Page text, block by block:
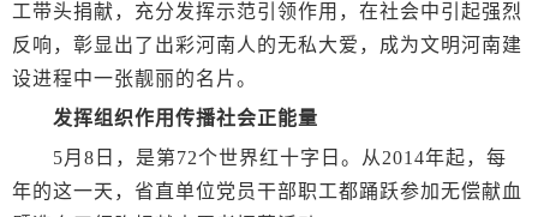
工带头捐献，充分发挥示范引领作用，在社会中引起强烈
反响，彰显出了出彩河南人的无私大爱，成为文明河南建
设进程中一张靓丽的名片。
发挥组织作用传播社会正能量
5月8日，是第72个世界红十字日。从2014年起，每
年的这一天，省直单位党员干部职工都踊跃参加无偿献血